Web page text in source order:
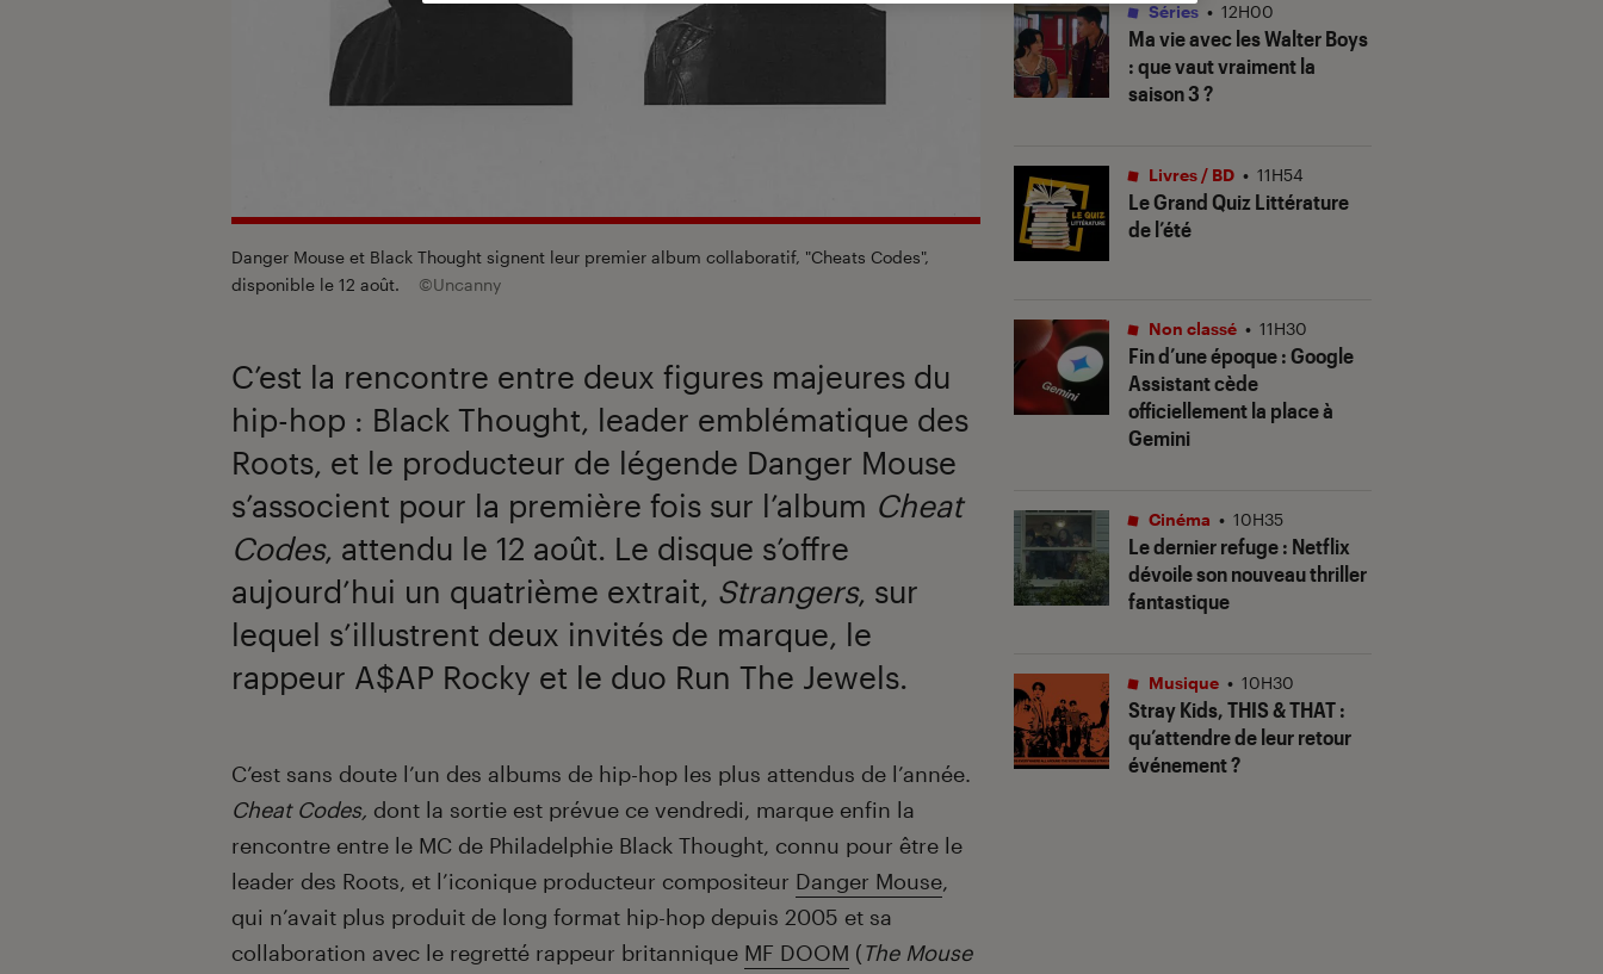
Danger Mouse et Black Thought signent leur premier album collaboratif, "Cheats Codes",
disponible le 12 août.
©Uncanny
C’est la rencontre entre deux figures majeures du
hip-hop : Black Thought, leader emblématique des
Roots, et le producteur de légende Danger Mouse
s’associent pour la première fois sur l’album Cheat
Codes, attendu le 12 août. Le disque s’offre
aujourd’hui un quatrième extrait, Strangers, sur
lequel s’illustrent deux invités de marque, le
rappeur A$AP Rocky et le duo Run The Jewels.
Introduction
C’est sans doute l’un des albums de hip-hop les plus attendus de l’année.
Cheat Codes, dont la sortie est prévue ce vendredi, marque enfin la
rencontre entre le MC de Philadelphie Black Thought, connu pour être le
leader des Roots, et l’iconique producteur compositeur Danger Mouse,
qui n’avait plus produit de long format hip-hop depuis 2005 et sa
collaboration avec le regretté rappeur britannique MF DOOM (The Mouse
Ma vie avec les Walter Boys
: que vaut vraiment la
saison 3 ?
Séries • 12H00
Le Grand Quiz Littérature
de l’été
Livres / BD • 11H54
Fin d’une époque : Google
Assistant cède
officiellement la place à
Gemini
Non classé • 11H30
Le dernier refuge: Netflix
dévoile son nouveau thriller
fantastique
Cinéma • 10H35
Stray Kids,THIS & THAT:
qu’attendre de leur retour
événement ?
Musique • 10H30